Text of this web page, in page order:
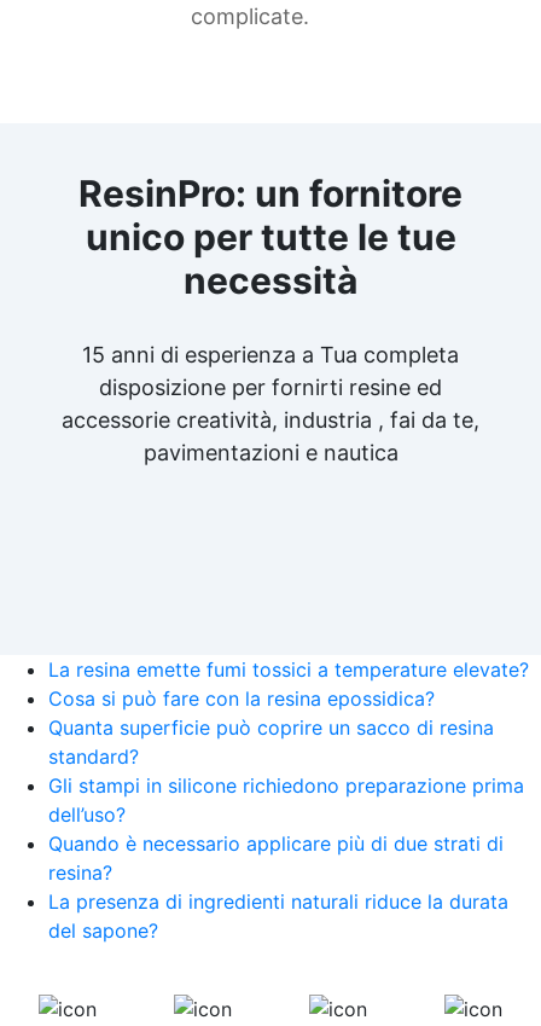
complicate.
ResinPro: un fornitore
unico per tutte le tue
necessità
15 anni di esperienza a Tua completa
disposizione per fornirti resine ed
accessorie creatività, industria , fai da te,
pavimentazioni e nautica
La resina emette fumi tossici a temperature elevate?
Cosa si può fare con la resina epossidica?
Quanta superficie può coprire un sacco di resina
standard?
Gli stampi in silicone richiedono preparazione prima
dell’uso?
Quando è necessario applicare più di due strati di
resina?
La presenza di ingredienti naturali riduce la durata
del sapone?